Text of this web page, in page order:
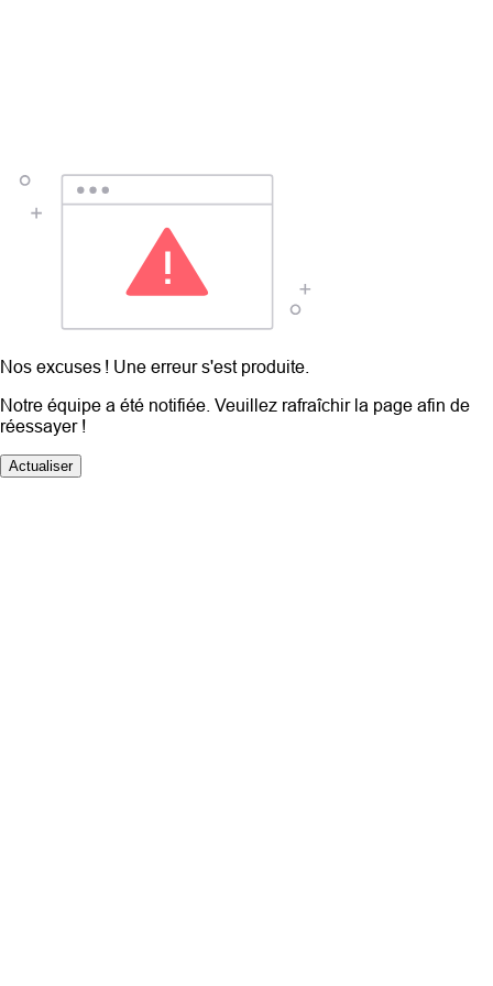
Nos excuses ! Une erreur s'est produite.
Notre équipe a été notifiée. Veuillez rafraîchir la page afin de
réessayer !
Actualiser